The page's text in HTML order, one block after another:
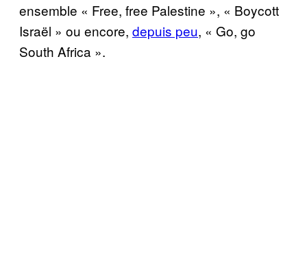
ensemble « Free, free Palestine », « Boycott
Israël » ou encore, depuis peu, « Go, go
South Africa ».